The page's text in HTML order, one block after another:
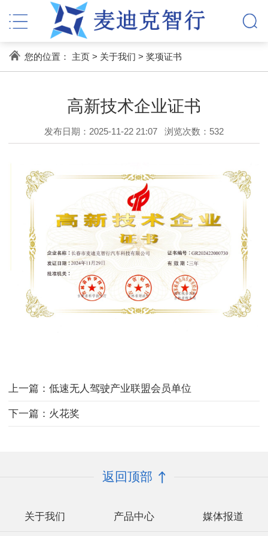
您的位置： 主页> 关于我们 > 奖项证书
高新技术企业证书
发布日期：2025-11-22 21:07 浏览次数： 532
上一篇：低速无人驾驶产业联盟会员单位
下一篇：火花奖
返回顶部
关于我们 产品中心 媒体报道